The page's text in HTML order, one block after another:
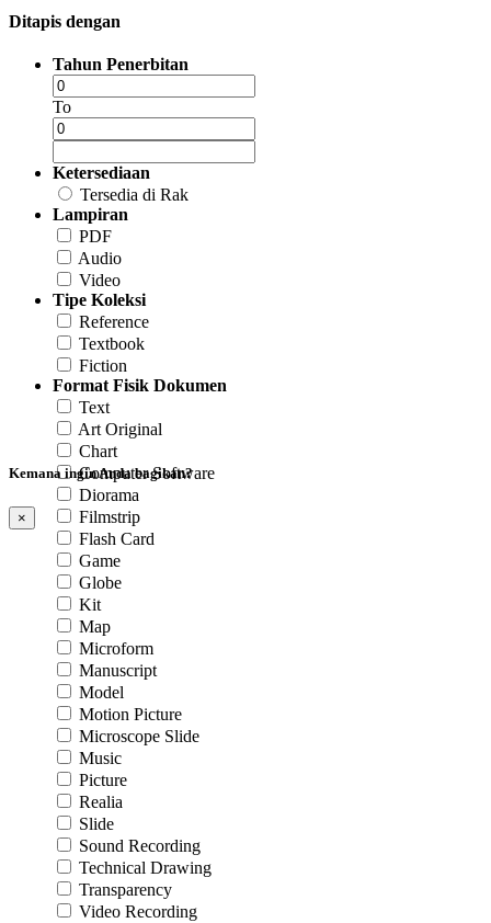
Ditapis dengan
Tahun Penerbitan
To
Ketersediaan
Tersedia di Rak
Lampiran
PDF
Audio
Video
Tipe Koleksi
Reference
Textbook
Fiction
Format Fisik Dokumen
Text
Art Original
Chart
Computer Software
Diorama
Filmstrip
Flash Card
Game
Globe
Kit
Map
Microform
Manuscript
Model
Motion Picture
Microscope Slide
Music
Picture
Realia
Slide
Sound Recording
Technical Drawing
Transparency
Video Recording
Kemana ingin Anda bagikan?
×